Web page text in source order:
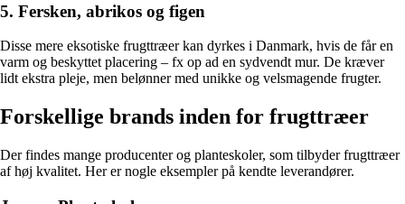
5. Fersken, abrikos og figen
Disse mere eksotiske frugttræer kan dyrkes i Danmark, hvis de får en
varm og beskyttet placering – fx op ad en sydvendt mur. De kræver
lidt ekstra pleje, men belønner med unikke og velsmagende frugter.
Forskellige brands inden for frugttræer
Der findes mange producenter og planteskoler, som tilbyder frugttræer
af høj kvalitet. Her er nogle eksempler på kendte leverandører.